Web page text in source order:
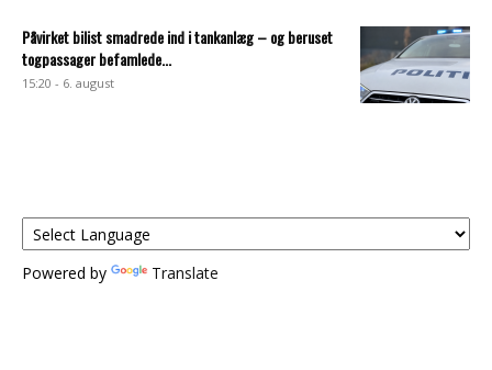
Påvirket bilist smadrede ind i tankanlæg – og beruset
togpassager befamlede...
15:20 - 6. august
Powered by Translate